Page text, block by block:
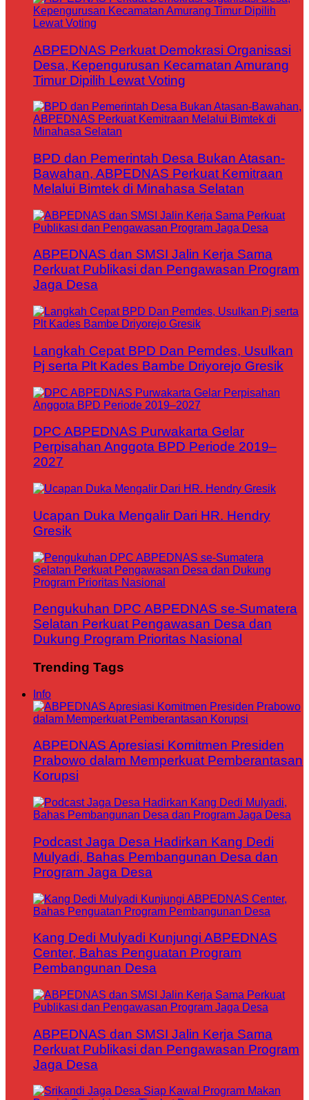
ABPEDNAS Perkuat Demokrasi Organisasi
Desa, Kepengurusan Kecamatan Amurang
Timur Dipilih Lewat Voting
BPD dan Pemerintah Desa Bukan Atasan-
Bawahan, ABPEDNAS Perkuat Kemitraan
Melalui Bimtek di Minahasa Selatan
ABPEDNAS dan SMSI Jalin Kerja Sama
Perkuat Publikasi dan Pengawasan Program
Jaga Desa
Langkah Cepat BPD Dan Pemdes, Usulkan
Pj serta Plt Kades Bambe Driyorejo Gresik
DPC ABPEDNAS Purwakarta Gelar
Perpisahan Anggota BPD Periode 2019–
2027
Ucapan Duka Mengalir Dari HR. Hendry
Gresik
Pengukuhan DPC ABPEDNAS se-Sumatera
Selatan Perkuat Pengawasan Desa dan
Dukung Program Prioritas Nasional
Trending Tags
Info
ABPEDNAS Apresiasi Komitmen Presiden
Prabowo dalam Memperkuat Pemberantasan
Korupsi
Podcast Jaga Desa Hadirkan Kang Dedi
Mulyadi, Bahas Pembangunan Desa dan
Program Jaga Desa
Kang Dedi Mulyadi Kunjungi ABPEDNAS
Center, Bahas Penguatan Program
Pembangunan Desa
ABPEDNAS dan SMSI Jalin Kerja Sama
Perkuat Publikasi dan Pengawasan Program
Jaga Desa